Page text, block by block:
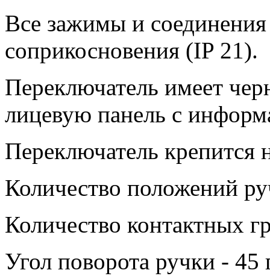
Все зажимы и
соприкосновения (IP 21).
Переключатель имеет
лицевую панель с
Переключатель крепится
Количество положений
Количество контактных
Угол поворота ручки - 45